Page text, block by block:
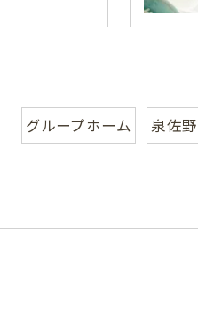
グループホーム 泉佐